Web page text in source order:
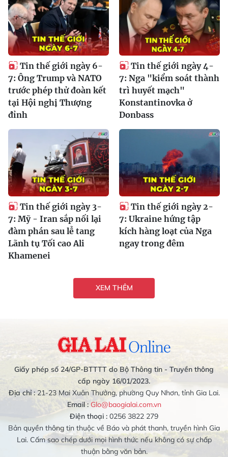
Tin thế giới ngày 6-
7: Ông Trump và NATO
trước phép thử đoàn kết
tại Hội nghị Thượng
đỉnh
Tin thế giới ngày 4-
7: Nga "kiểm soát thành
trì huyết mạch"
Konstantinovka ở
Donbass
Tin thế giới ngày 3-
7: Mỹ - Iran sắp nối lại
đàm phán sau lễ tang
Lãnh tụ Tối cao Ali
Khamenei
Tin thế giới ngày 2-
7: Ukraine hứng tập
kích hàng loạt của Nga
ngay trong đêm
XEM THÊM
Giấy phép số 24/GP-BTTTT do Bộ Thông tin - Truyền thông
cấp ngày 16/01/2023.
Địa chỉ :21-23 Mai Xuân Thưởng, phường Quy Nhơn, tỉnh Gia Lai.
Email : Glo@baogialai.com.vn
Điện thoại : 0256 3822 279
Bản quyền thông tin thuộc về Báo và phát thanh, truyền hình Gia
Lai. Cấm sao chép dưới mọi hình thức nếu không có sự chấp
thuận bằng văn bản.